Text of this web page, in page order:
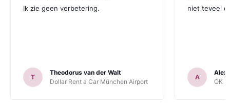
Ik zie geen verbetering.
T
Theodorus van der Walt
Dollar Rent a Car München Airport
niet teveel
A
OK